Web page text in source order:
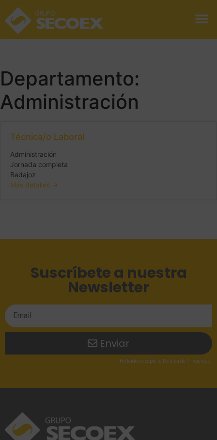
Departamento:
Administración
Técnica/o Laboral
Administración
Jornada completa
Badajoz
Más detalles
Suscríbete a nuestra
Newsletter
Enviar
He leídoy acepto la Política de Privacidad